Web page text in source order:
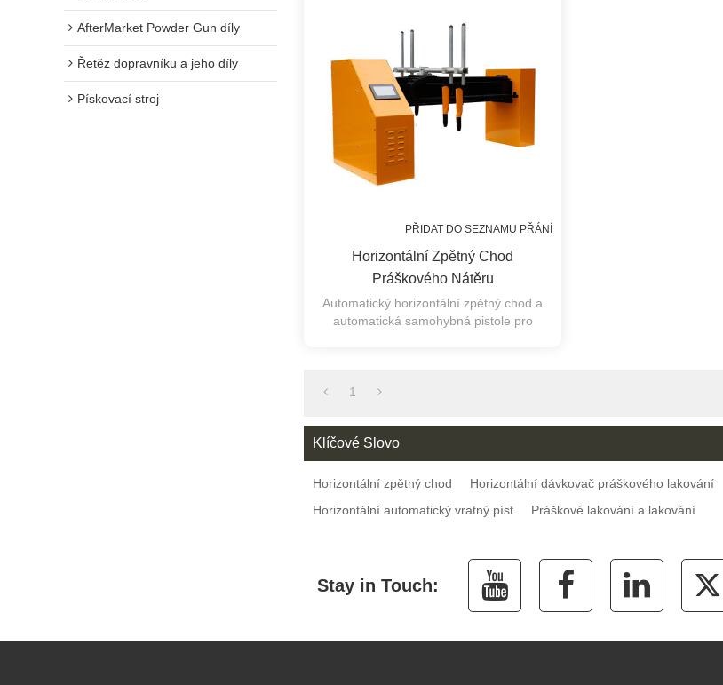
AfterMarket Powder Gun díly
Řetěz dopravníku a jeho díly
Pískovací stroj
PŘIDAT DO SEZNAMU PŘÁNÍ
Horizontální Zpětný Chod
Práškového Nátěru
Automatický horizontální zpětný chod a
automatická samohybná pistole pro
1
Klíčové Slovo
Horizontální zpětný chod Horizontální dávkovač práškového lakování
Horizontální automatický vratný píst
Práškové lakování a lakování